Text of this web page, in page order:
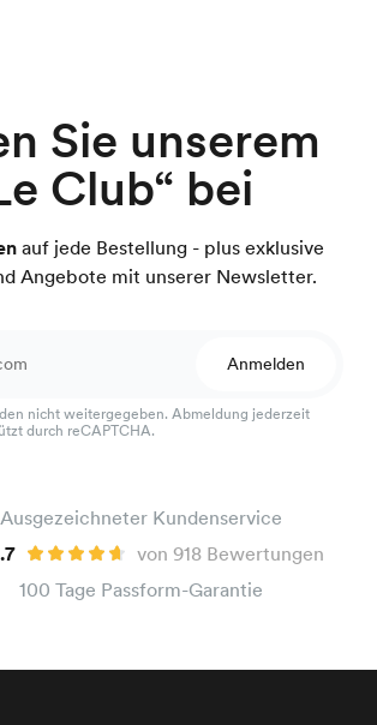
Sie unserem
Club“ bei
auf jede Bestellung - plus exklusive
Angebote mit unserer Newsletter.
Anmelden
nicht weitergegeben. Abmeldung jederzeit
durch reCAPTCHA.
Ausgezeichneter Kundenservice
von 918 Bewertungen
100 Tage Passform-Garantie